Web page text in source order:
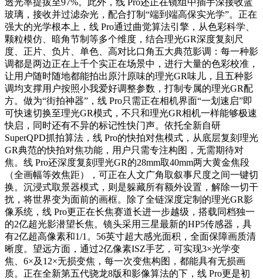
玻璃，接收并过滤杂光，配合打制“端到端高保实光学”。正在
强大的光学根本上，线 Pro通过曲觉算法引擎，从色彩科学、
颗粒模仿、暗角节制等多个维度，结合理光GR深度复刻尺
度、正片、负片、单色、高对比口角五大典范影调：每一种影
调都是两边正在上千个实正在场景中，进行大量的色彩校准，
让用户随时随地都能拍出原汁原味的理光GR味儿，且五种影
调均支撑用户按照小我爱好调整参数，打制专属的理光GR配
方。做为“街拍神器”，线 Pro只需正在相机界面“一划速启”即
可快速切换至理光GR模式，不只和理光GR相机一样能够极速
快启，同时还有不异的标记性快门声。依托全新自研
SuperQPD抓拍算法，线 Pro的快拍对焦模式，从底层复刻理光
GR典范的快拍对焦功能，用户只需专注构图，无需期待对
焦。线 Pro还深度复刻理光GR的28mm取40mm两大黄金焦段
（全画幅等效焦距），可正在人文广角取叙事尺度之间一键切
换。沉浸式取景器模式，则是躲藏所有额外设置，解除一切干
扰，将世界变为面前的画框。除了全链深度定制的理光GR影
像系统，线 Pro更正在长焦赛道长进一步越级，搭载同档独一
的2亿超光影潜望长焦。镜头采用三星最新的HP5传感器，具
有2亿超高像素和1/1。56英寸超大感光面积，全面保障画质清
晰度。望远方面，通过2亿像素ISZ手艺，可实现3×光学变
焦、6×及12×无损变焦，每一次变焦构图，都能具有无损画
质。正在全新第五代骁龙8版和影像算法的下，线 Pro更是初